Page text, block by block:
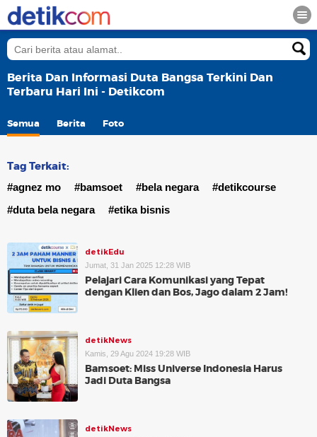
Berita Dan Informasi Duta Bangsa Terkini Dan
Terbaru Hari Ini - Detikcom
Semua Berita Foto
Tag Terkait:
#agnez mo #bamsoet #bela negara
#detikcourse
#duta bela negara
#etika bisnis
detikEdu
Jumat, 31 Jan 2025 12:28 WIB
Pelajari Cara Komunikasi yang Tepat
dengan Klien dan Bos, Jago dalam 2 Jam!
detikNews
Kamis, 29 Agu 2024 19:28 WIB
Bamsoet: Miss Universe Indonesia Harus
Jadi Duta Bangsa
detikNews